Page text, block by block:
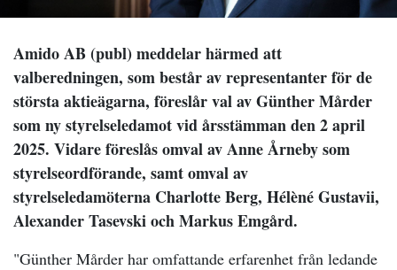
Amido AB (publ) meddelar härmed att
valberedningen, som består av representanter för de
största aktieägarna, föreslår val av Günther Mårder
som ny styrelseledamot vid årsstämman den 2 april
2025. Vidare föreslås omval av Anne Årneby som
styrelseordförande, samt omval av
styrelseledamöterna Charlotte Berg, Hélèné Gustavii,
Alexander Tasevski och Markus Emgård.
"Günther Mårder har omfattande erfarenhet från ledande